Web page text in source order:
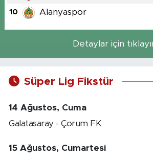
10 Alanyaspor
Detaylar için
Süper Lig Fikstür
14 Ağustos, Cuma
Galatasaray - Çorum FK
15 Ağustos, Cumartesi